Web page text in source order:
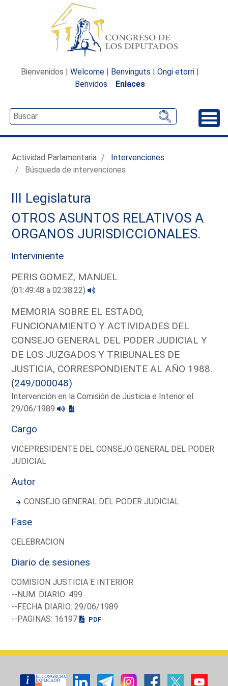
Bienvenidos | Welcome | Benvinguts | Ongi etorri |
Benvidos
Enlaces
Actividad Parlamentaria
Intervenciones
Búsqueda de intervenciones
III Legislatura
OTROS ASUNTOS RELATIVOS A
ORGANOS JURISDICCIONALES.
Interviniente
PERIS GOMEZ, MANUEL
(01:49:48 a 02:38:22)
MEMORIA SOBRE EL ESTADO,
FUNCIONAMIENTO Y ACTIVIDADES DEL
CONSEJO GENERAL DEL PODER JUDICIAL Y
DE LOS JUZGADOS Y TRIBUNALES DE
JUSTICIA, CORRESPONDIENTE AL AÑO 1988.
(249/000048)
Intervención en la Comisión de Justicia e Interior el
29/06/1989
Cargo
VICEPRESIDENTE DEL CONSEJO GENERAL DEL PODER
JUDICIAL
Autor
CONSEJO GENERAL DEL PODER JUDICIAL
Fase
CELEBRACION
Diario de sesiones
COMISION JUSTICIA E INTERIOR
--NUM. DIARIO: 499
--FECHA DIARIO: 29/06/1989
--PAGINAS: 16197
PDF